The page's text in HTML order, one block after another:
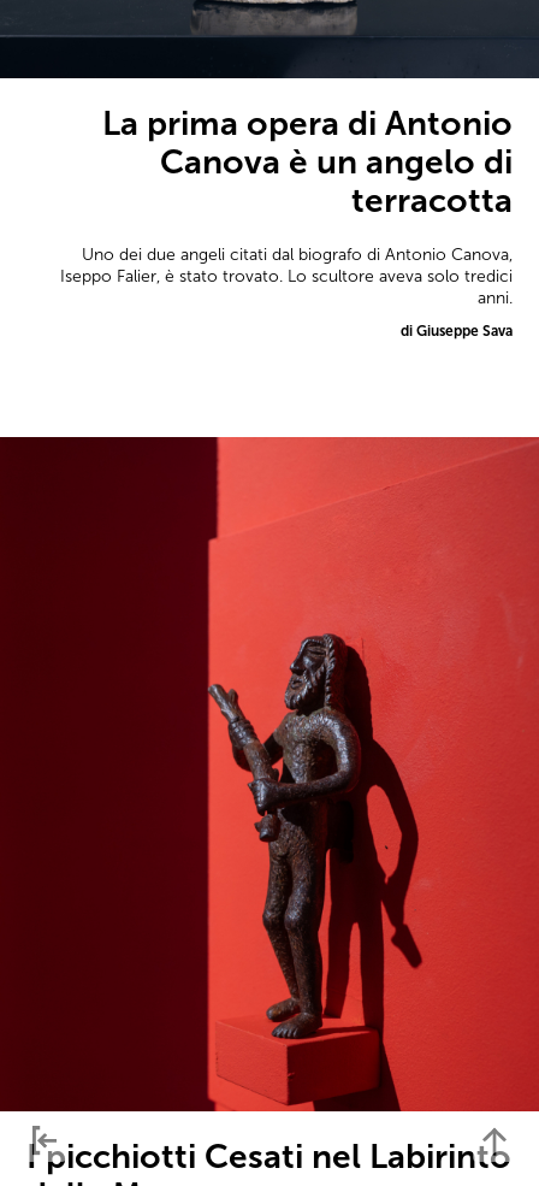
La prima opera di Antonio
Canova è un angelo di
terracotta
Uno dei due angeli citati dal biografo di Antonio Canova,
Iseppo Falier, è stato trovato. Lo scultore aveva solo tredici
anni.
di Giuseppe Sava
I picchiotti Cesati nel Labirinto